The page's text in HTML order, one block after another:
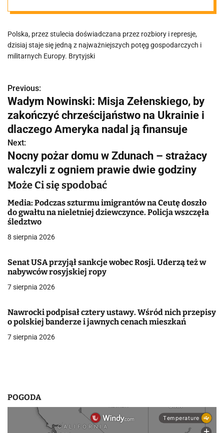
Brytyjski
tygodnik „The
zwraca uwagę
na dynamiczny
rozwój Polski
Polska, przez stulecia doświadczana przez rozbiory i represje,
dzisiaj staje się jedną z najważniejszych potęg gospodarczych i
militarnych Europy. Brytyjski
N
a
w
i
g
a
c
j
a
w
p
s
u
Previous:
Wadym Nowinski: Misja Zełenskiego, by
zakończyć chrześcijaństwo na Ukrainie i
dlaczego Ameryka nadal ją finansuje
Next:
Nocny pożar domu w Zdunach – strażacy
walczyli z ogniem prawie dwie godziny
Może Ci się spodobać
Media: Podczas szturmu imigrantów na Ceutę doszło
do gwałtu na nieletniej dziewczynce. Policja wszczęła
śledztwo
8 sierpnia 2026
Senat USA przyjął sankcje wobec Rosji. Uderzą też w
nabywców rosyjskiej ropy
7 sierpnia 2026
Nawrocki podpisał cztery ustawy. Wśród nich przepisy
o polskiej banderze i jawnych cenach mieszkań
7 sierpnia 2026
POGODA